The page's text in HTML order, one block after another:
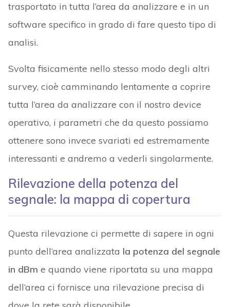
trasportato in tutta l’area da analizzare e in un
software specifico in grado di fare questo tipo di
analisi.
Svolta fisicamente nello stesso modo degli altri
survey, cioè camminando lentamente a coprire
tutta l’area da analizzare con il nostro device
operativo, i parametri che da questo possiamo
ottenere sono invece svariati ed estremamente
interessanti e andremo a vederli singolarmente.
Rilevazione della potenza del
segnale: la mappa di copertura
Questa rilevazione ci permette di sapere in ogni
punto dell’area analizzata la potenza del segnale
in dBm e quando viene riportata su una mappa
dell’area ci fornisce una rilevazione precisa di